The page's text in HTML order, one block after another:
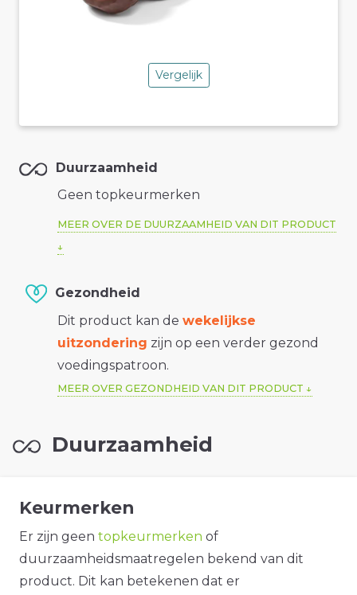
Vergelijk
Duurzaamheid
Geen topkeurmerken
MEER OVER DE DUURZAAMHEID VAN DIT PRODUCT
Gezondheid
Dit product kan de wekelijkse
uitzondering zijn op een verder gezond
voedingspatroon.
MEER OVER GEZONDHEID VAN DIT PRODUCT
Duurzaamheid
Keurmerken
Er zijn geen topkeurmerken of
duurzaamheidsmaatregelen bekend van dit
product. Dit kan betekenen dat er